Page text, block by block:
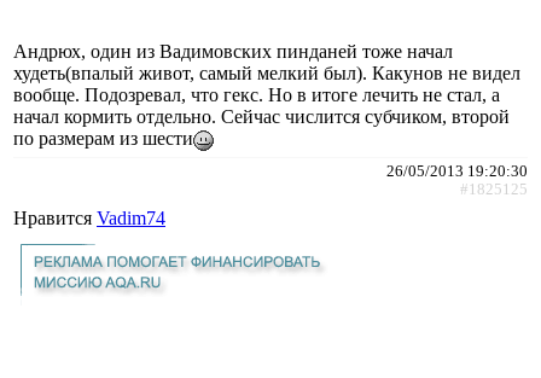
Андрюх, один из Вадимовских пинданей тоже начал
худеть(впалый живот, самый мелкий был). Какунов не видел
вообще. Подозревал, что гекс. Но в итоге лечить не стал, а
начал кормить отдельно. Сейчас числится субчиком, второй
по размерам из шести
26/05/2013 19:20:30
#1825125
Нравится Vadim74